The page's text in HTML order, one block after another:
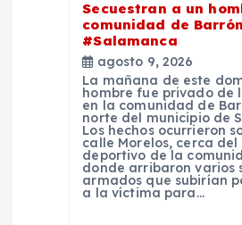
Secuestran a un
comunidad de
#Salamanca
agosto 9, 2026
La mañana de este
hombre fue privado de
en la comunidad de
norte del municipio de
Los hechos ocurrieron
calle Morelos, cerca del
deportivo de la
donde arribaron varios
armados que subirían
a la víctima para…